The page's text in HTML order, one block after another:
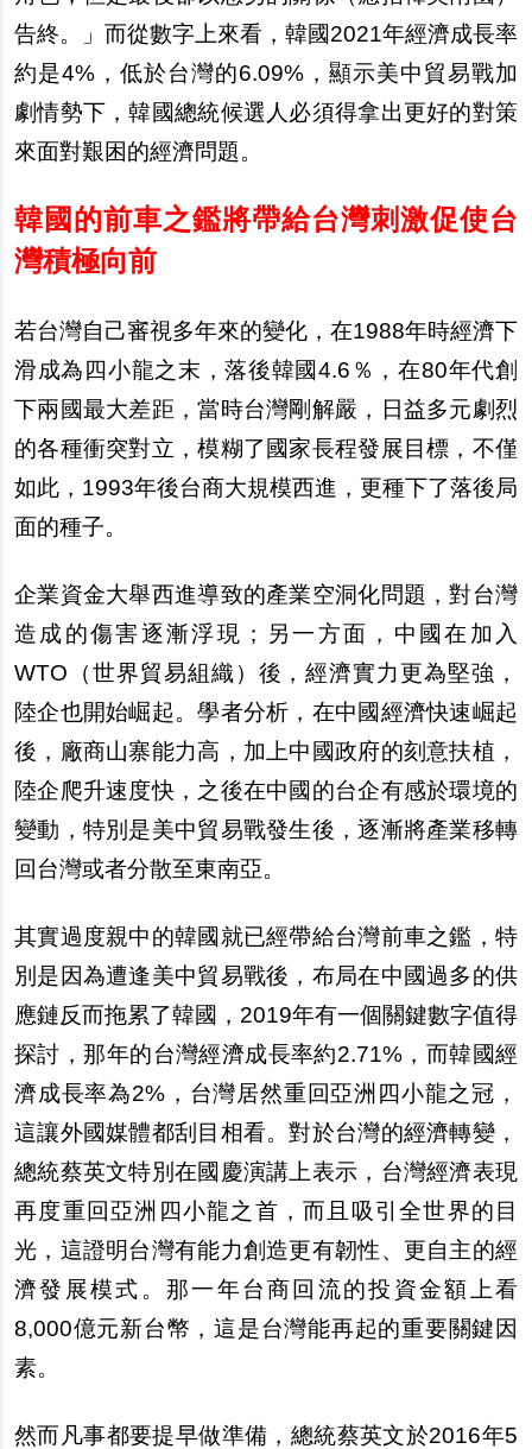
告終。」而從數字上來看，韓國2021年經濟成長率
約是4%，低於台灣的6.09%，顯示美中貿易戰加
劇情勢下，韓國總統候選人必須得拿出更好的對策
來面對艱困的經濟問題。
韓國的前車之鑑將帶給台灣刺激促使台
灣積極向前
若台灣自己審視多年來的變化，在1988年時經濟下
滑成為四小龍之末，落後韓國4.6％，在80年代創
下兩國最大差距，當時台灣剛解嚴，日益多元劇烈
的各種衝突對立，模糊了國家長程發展目標，不僅
如此，1993年後台商大規模西進，更種下了落後局
面的種子。
企業資金大舉西進導致的產業空洞化問題，對台灣
造成的傷害逐漸浮現；另一方面，中國在加入
WTO（世界貿易組織）後，經濟實力更為堅強，
陸企也開始崛起。學者分析，在中國經濟快速崛起
後，廠商山寨能力高，加上中國政府的刻意扶植，
陸企爬升速度快，之後在中國的台企有感於環境的
變動，特別是美中貿易戰發生後，逐漸將產業移轉
回台灣或者分散至東南亞。
其實過度親中的韓國就已經帶給台灣前車之鑑，特
別是因為遭逢美中貿易戰後，布局在中國過多的供
應鏈反而拖累了韓國，2019年有一個關鍵數字值得
探討，那年的台灣經濟成長率約2.71%，而韓國經
濟成長率為2%，台灣居然重回亞洲四小龍之冠，
這讓外國媒體都刮目相看。對於台灣的經濟轉變，
總統蔡英文特別在國慶演講上表示，台灣經濟表現
再度重回亞洲四小龍之首，而且吸引全世界的目
光，這證明台灣有能力創造更有韌性、更自主的經
濟發展模式。那一年台商回流的投資金額上看
8,000億元新台幣，這是台灣能再起的重要關鍵因
素。
然而凡事都要提早做準備，總統蔡英文於2016年5